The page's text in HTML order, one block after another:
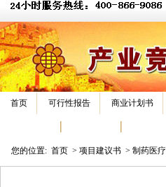
首页 可行性报告 商业计划书
您的位置: 首页 > 项目建议书 > 制药医疗